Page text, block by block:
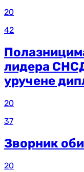
20
42
лидера
уручене
20
37
Зворник
20